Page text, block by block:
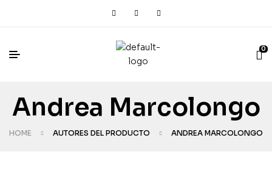
0
Andrea Marcolongo
HOME AUTORES DEL PRODUCTO ANDREA MARCOLONGO